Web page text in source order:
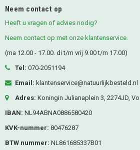
Neem contact op
Heeft u vragen of advies nodig?
Neem contact op met onze klantenservice.
(ma 12.00 - 17.00. di t/m vrij 9.00 t/m 17.00)
Tel: 070-2051194
Email: klantenservice@natuurlijkbesteld.nl
Adres: Koningin Julianaplein 3, 2274JD,
IBAN: NL94ABNA0886580420
KVK-nummer: 80476287
BTW nummer: NL861685337B01